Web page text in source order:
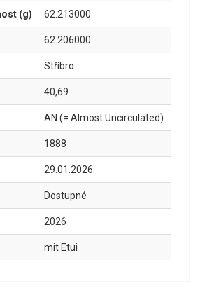
(g) 62.213000
62.206000
Stříbro
40,69
AN (= Almost Uncirculated)
1888
29.01.2026
Dostupné
2026
mit Etui